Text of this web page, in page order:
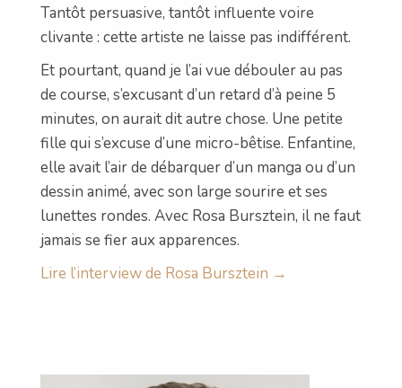
Tantôt persuasive, tantôt influente voire
clivante : cette artiste ne laisse pas indifférent.
Et pourtant, quand je l’ai vue débouler au pas
de course, s’excusant d’un retard d’à peine 5
minutes, on aurait dit autre chose. Une petite
fille qui s’excuse d’une micro-bêtise. Enfantine,
elle avait l’air de débarquer d’un manga ou d’un
dessin animé, avec son large sourire et ses
lunettes rondes. Avec Rosa Bursztein, il ne faut
jamais se fier aux apparences.
Lire l’interview de Rosa Bursztein →